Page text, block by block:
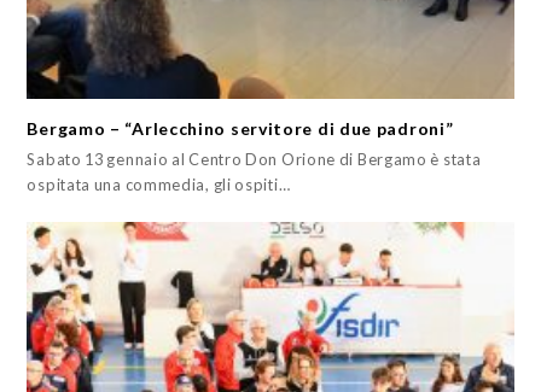
Bergamo – “Arlecchino servitore di due padroni”
Sabato 13 gennaio al Centro Don Orione di Bergamo è stata
ospitata una commedia, gli ospiti…